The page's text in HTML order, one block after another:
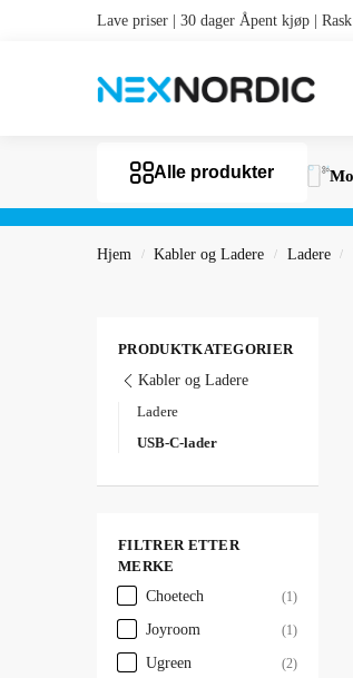
Lave priser | 30 dager Åpent kjøp |
Alle produkter
Hjem / Kabler og Ladere / Ladere /
PRODUKTKATEGORIER
Kabler og Ladere
Ladere
USB-C-lader
FILTRER ETTER
MERKE
Choetech
(1)
Joyroom (1)
Ugreen (2)